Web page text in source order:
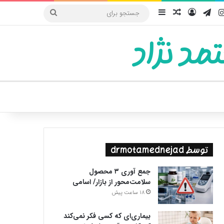
اینستاگرام
تلگرامورودنوشته تصادفی
سایدبار
جستجو
نژاد
پوسته
توسط drmotamednejad
جمع آوری ۳ محصول
سلامت‌محور از بازار/ اسامی
18 ساعت پیش
بیماری‌ای که کسی فکر نمی‌کند